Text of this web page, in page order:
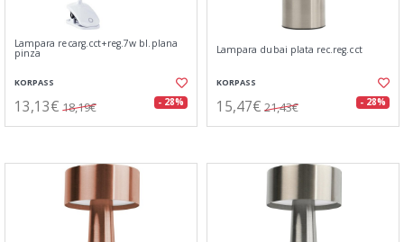
Lampara recarg.cct+reg.7w bl.plana
pinza
KORPASS
13,13€ 18,19€ - 28%
Lampara dubai plata rec.reg.cct
KORPASS
15,47€ 21,43€ - 28%